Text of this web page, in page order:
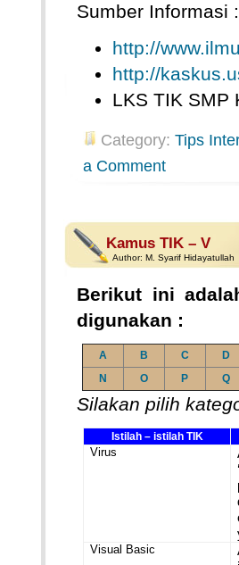
Sumber Informasi :
http://
http://
LKS TIK SMP
Category: Tips
a Comment
Kamus TIK – V
Author: M. Syarif Hidayatullah
Berikut ini
digunakan :
A B C
D
N
O P Q
Silakan pilih
Istilah – istilah TIK
Virus
Visual Basic